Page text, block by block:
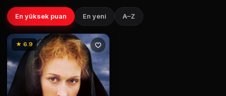
En yüksek puan En yeni A–Z
★ 6.9